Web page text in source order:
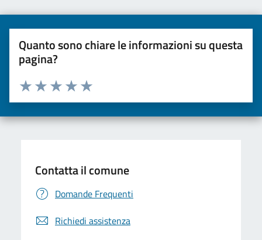
Quanto sono chiare le informazioni su questa
pagina?
Valuta da 1 a 5 stelle la pagina
Valuta 5 stelle su 5
Valuta 4 stelle su 5
Valuta 3 stelle su 5
Valuta 2 stelle su 5
Valuta una stella su 5
Contatta il comune
Domande Frequenti
Richiedi assistenza